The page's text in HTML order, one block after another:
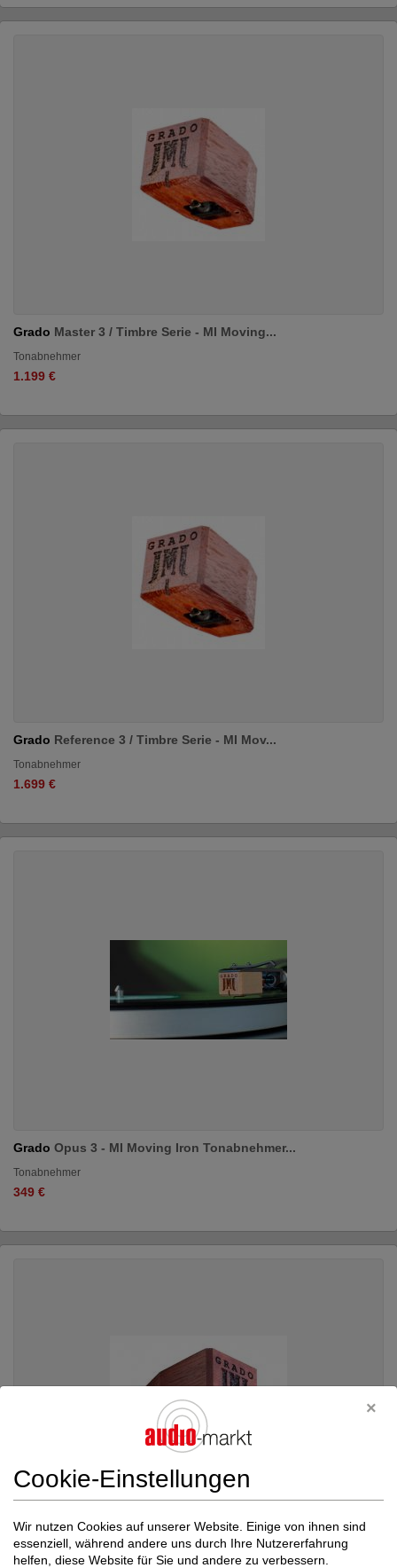
Grado Master 3 / Timbre Serie - MI Moving...
Tonabnehmer
1.199 €
Grado Reference 3 / Timbre Serie - MI Mov...
Tonabnehmer
1.699 €
Grado Opus 3 - MI Moving Iron Tonabnehmer...
Tonabnehmer
349 €
Grado Platinum 3 - MI Moving Iron Tonabne...
Cookie-Einstellungen
Wir nutzen Cookies auf unserer Website. Einige von ihnen sind
essenziell, während andere uns durch Ihre Nutzererfahrung
helfen, diese Website für Sie und andere zu verbessern.